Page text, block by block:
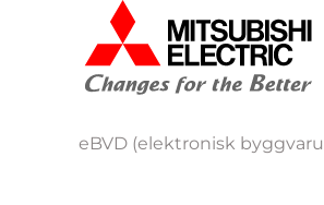
eBVD (elektronisk